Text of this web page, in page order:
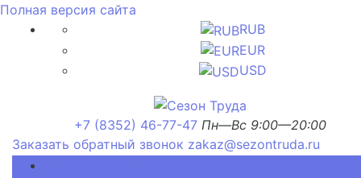
Полная версия сайта
RUB
EUR
USD
+7 (8352) 46-77-47 Пн—Вс 9:00—20:00
Заказать обратный звонок zakaz@sezontruda.ru